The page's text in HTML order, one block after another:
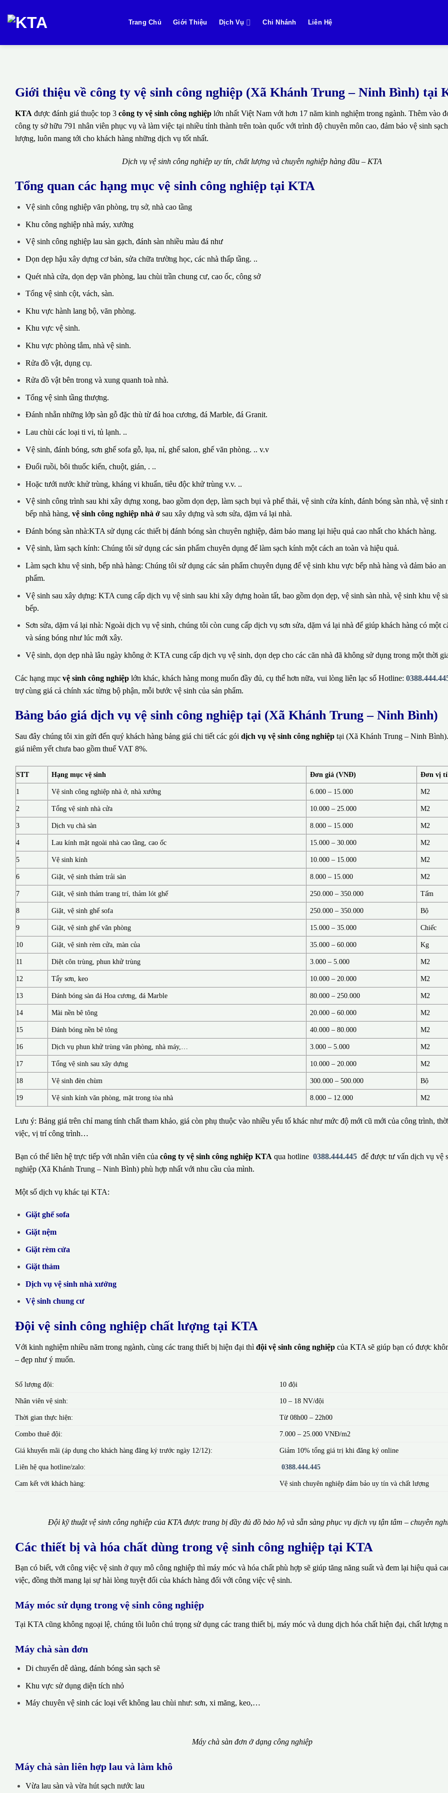
qua
dung
Trang Chủ Giới Thiệu Dịch Vụ Chi Nhánh Liên Hệ
Giới thiệu về công ty vệ sinh công nghiệp (Xã Khánh Trung – Ninh Bình) tại
KTA được đánh giá thuộc top 3 công ty vệ sinh công nghiệp lớn nhất Việt Nam với hơn 17 năm kinh nghiệm trong ngành. Thêm vào
công ty sở hữu 791 nhân viên phục vụ và làm việc tại nhiều tỉnh thành trên toàn quốc với trình độ chuyên môn cao, đảm bảo vệ sinh
lượng, luôn mang tới cho khách hàng những dịch vụ tốt nhất.
Dịch vụ vệ sinh công nghiệp uy tín, chất lượng và chuyên nghiệp hàng đầu – KTA
Tổng quan các hạng mục vệ sinh công nghiệp tại KTA
Vệ sinh công nghiệp văn phòng, trụ sở, nhà cao tầng
Khu công nghiệp nhà máy, xưởng
Vệ sinh công nghiệp lau sàn gạch, đánh sàn nhiều màu đá như
Dọn dẹp hậu xây dựng cơ bản, sửa chữa trường học, các nhà thấp tầng. ..
Quét nhà cửa, dọn dẹp văn phòng, lau chùi trần chung cư, cao ốc, công sở
Tổng vệ sinh cột, vách, sàn.
Khu vực hành lang bộ, văn phòng.
Khu vực vệ sinh.
Khu vực phòng tắm, nhà vệ sinh.
Rửa đồ vật, dụng cụ.
Rửa đồ vật bên trong và xung quanh toà nhà.
Tổng vệ sinh tầng thượng.
Đánh nhẵn những lớp sàn gỗ đặc thù từ đá hoa cương, đá Marble, đá Granit.
Lau chùi các loại ti vi, tủ lạnh. ..
Vệ sinh, đánh bóng, sơn ghế sofa gỗ, lụa, nỉ, ghế salon, ghế văn phòng. .. v.v
Đuổi ruồi, bôi thuốc kiến, chuột, gián, . ..
Hoặc tưới nước khử trùng, kháng vi khuẩn, tiêu độc khử trùng v.v. ..
Vệ sinh công trình sau khi xây dựng xong, bao gồm dọn dẹp, làm sạch bụi và phế thải, vệ sinh cửa kính, đánh bóng sàn nhà, vệ sinh
bếp nhà hàng, vệ sinh công nghiệp nhà ởsau xây dựng và sơn sửa, dặm vá lại nhà.
Đánh bóng sàn nhà:KTA sử dụng các thiết bị đánh bóng sàn chuyên nghiệp, đảm bảo mang lại hiệu quả cao nhất cho khách hàng.
Vệ sinh, làm sạch kính: Chúng tôi sử dụng các sản phẩm chuyên dụng để làm sạch kính một cách an toàn và hiệu quả.
Làm sạch khu vệ sinh, bếp nhà hàng: Chúng tôi sử dụng các sản phẩm chuyên dụng để vệ sinh khu vực bếp nhà hàng và đảm bảo
phẩm.
Vệ sinh sau xây dựng: KTA cung cấp dịch vụ vệ sinh sau khi xây dựng hoàn tất, bao gồm dọn dẹp, vệ sinh sàn nhà, vệ sinh khu vệ
bếp.
Sơn sửa, dặm vá lại nhà: Ngoài dịch vụ vệ sinh, chúng tôi còn cung cấp dịch vụ sơn sửa, dặm vá lại nhà để giúp khách hàng có một
và sáng bóng như lúc mới xây.
Vệ sinh, dọn dẹp nhà lâu ngày không ở: KTA cung cấp dịch vụ vệ sinh, dọn dẹp cho các căn nhà đã không sử dụng trong một thời
Các hạng mục vệ sinh công nghiệp lớn khác, khách hàng mong muốn đầy đủ, cụ thể hơn nữa, vui lòng liên lạc số Hotline:
trợ cùng giá cả chính xác từng bộ phận, mỗi bước vệ sinh của sản phẩm.
Bảng báo giá dịch vụ vệ sinh công nghiệp tại (Xã Khánh Trung – Ninh Bình)
Sau đây chúng tôi xin gửi đến quý khách hàng bảng giá chi tiết các gói dịch vụ vệ sinh công nghiệp tại (Xã Khánh Trung – Ninh
giá niêm yết chưa bao gồm thuế VAT 8%.
STT Hạng mục vệ sinh Đơn giá (VNĐ) Đơn vị
1 Vệ sinh công nghiệp nhà ở, nhà xưởng 6.000 – 15.000 M2
2 Tổng vệ sinh nhà cửa 10.000 – 25.000 M2
3 Dịch vụ chà sàn 8.000 – 15.000 M2
4 Lau kính mặt ngoài nhà cao tầng, cao ốc 15.000 – 30.000 M2
5 Vệ sinh kính 10.000 – 15.000 M2
6 Giặt, vệ sinh thảm trải sàn 8.000 – 15.000 M2
7 Giặt, vệ sinh thảm trang trí, thảm lót ghế 250.000 – 350.000 Tấm
8 Giặt, vệ sinh ghế sofa 250.000 – 350.000 Bộ
9 Giặt, vệ sinh ghế văn phòng 15.000 – 35.000 Chiếc
10 Giặt, vệ sinh rèm cửa, màn của 35.000 – 60.000 Kg
11 Diệt côn trùng, phun khử trùng 3.000 – 5.000 M2
12 Tẩy sơn, keo 10.000 – 20.000 M2
13 Đánh bóng sàn đá Hoa cương, đá Marble 80.000 – 250.000 M2
14 Mài nền bê tông 20.000 – 60.000 M2
15 Đánh bóng nền bê tông 40.000 – 80.000 M2
16 Dịch vụ phun khử trùng văn phòng, nhà máy,… 3.000 – 5.000 M2
17 Tổng vệ sinh sau xây dựng 10.000 – 20.000 M2
18 Vệ sinh đèn chùm 300.000 – 500.000 Bộ
19 Vệ sinh kính văn phòng, mặt trong tòa nhà 8.000 – 12.000 M2
Lưu ý: Bảng giá trên chỉ mang tính chất tham khảo, giá còn phụ thuộc vào nhiều yếu tố khác như mức độ mới cũ mới của công trình,
việc, vị trí công trình…
Bạn có thể liên hệ trực tiếp với nhân viên của công ty vệ sinh công nghiệp KTA qua hotline 0388.444.445 để được tư vấn dịch vụ vệ
nghiệp (Xã Khánh Trung – Ninh Bình) phù hợp nhất với nhu cầu của mình.
Một số dịch vụ khác tại KTA:
Giặt ghế sofa
Giặt nệm
Giặt rèm cửa
Giặt thảm
Dịch vụ vệ sinh nhà xưởng
Vệ sinh chung cư
Đội vệ sinh công nghiệp chất lượng tại KTA
Với kinh nghiệm nhiều năm trong ngành, cùng các trang thiết bị hiện đại thì đội vệ sinh công nghiệp của KTA sẽ giúp bạn có được
– đẹp như ý muốn.
Số lượng đội: 10 đội
Nhân viên vệ sinh: 10 – 18 NV/đội
Thời gian thực hiện: Từ 08h00 – 22h00
Combo thuê đội: 7.000 – 25.000 VNĐ/m2
Giá khuyến mãi (áp dụng cho khách hàng đăng ký trước ngày 12/12): Giảm 10% tổng giá trị khi đăng ký online
Liên hệ qua hotline/zalo: 0388.444.445
Cam kết với khách hàng: Vệ sinh chuyên nghiệp đảm bảo uy tín và chất lượng
Đội kỹ thuật vệ sinh công nghiệp của KTA được trang bị đầy đủ đồ bảo hộ và sẵn sàng phục vụ dịch vụ tận tâm – chuyên
Các thiết bị và hóa chất dùng trong vệ sinh công nghiệp tại KTA
Bạn có biết, với công việc vệ sinh ở quy mô công nghiệp thì máy móc và hóa chất phù hợp sẽ giúp tăng năng suất và đem lại hiệu quả
việc, đồng thời mang lại sự hài lòng tuyệt đối của khách hàng đối với công việc vệ sinh.
Máy móc sử dụng trong vệ sinh công nghiệp
Tại KTA cũng không ngoại lệ, chúng tôi luôn chú trọng sử dụng các trang thiết bị, máy móc và dung dịch hóa chất hiện đại, chất lượng
Máy chà sàn đơn
Di chuyển dễ dàng, đánh bóng sàn sạch sẽ
Khu vực sử dụng diện tích nhỏ
Máy chuyên vệ sinh các loại vết không lau chùi như: sơn, xi măng, keo,…
Máy chà sàn đơn ở dạng công nghiệp
Máy chà sàn liên hợp lau và làm khô
Vừa lau sàn và vừa hút sạch nước lau